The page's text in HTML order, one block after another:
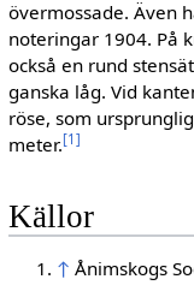
övermossade. Även
noteringar 1904. På
också en rund
ganska låg. Vid
röse, som
meter.[1 ]
Källor
↑ Ånimskogs